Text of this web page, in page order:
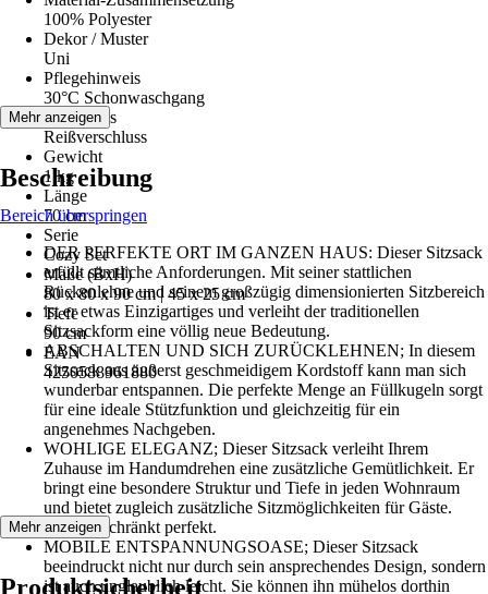
100% Polyester
Dekor / Muster
Uni
Pflegehinweis
30°C Schonwaschgang
Verschluss
Reißverschluss
Gewicht
1 kg
Länge
70 cm
Serie
Cozy Set
Maße (BxH)
80 x 80 x 90 cm | 45 x 25 cm
Tiefe
90 cm
EAN
4250588961880
Mehr anzeigen
Beschreibung
Bereich überspringen
DER PERFEKTE ORT IM GANZEN HAUS: Dieser Sitzsack
erfüllt sämtliche Anforderungen. Mit seiner stattlichen
Rückenlehne und seinem großzügig dimensionierten Sitzbereich
ist er etwas Einzigartiges und verleiht der traditionellen
Sitzsackform eine völlig neue Bedeutung.
ABSCHALTEN UND SICH ZURÜCKLEHNEN; In diesem
Sitzsack aus äußerst geschmeidigem Kordstoff kann man sich
wunderbar entspannen. Die perfekte Menge an Füllkugeln sorgt
für eine ideale Stützfunktion und gleichzeitig für ein
angenehmes Nachgeben.
WOHLIGE ELEGANZ; Dieser Sitzsack verleiht Ihrem
Zuhause im Handumdrehen eine zusätzliche Gemütlichkeit. Er
bringt eine besondere Struktur und Tiefe in jeden Wohnraum
und bietet zugleich zusätzliche Sitzmöglichkeiten für Gäste.
Uneingeschränkt perfekt.
MOBILE ENTSPANNUNGSOASE; Dieser Sitzsack
beeindruckt nicht nur durch sein ansprechendes Design, sondern
ist auch unglaublich leicht. Sie können ihn mühelos dorthin
Mehr anzeigen
Produktsicherheit